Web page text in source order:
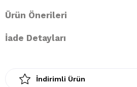
Ürün Önerileri
İade Detayları
İndirimli Ürün